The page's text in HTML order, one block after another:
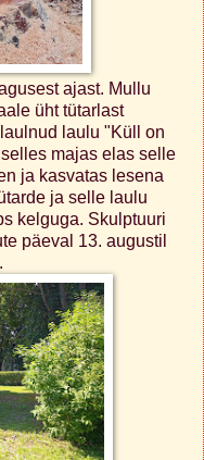
ajast. Mullu
üht tütarlast
laulu "Küll on
majas elas selle
ja kasvatas lesena
ja selle laulu
kelguga. Skulptuuri
päeval 13. augustil